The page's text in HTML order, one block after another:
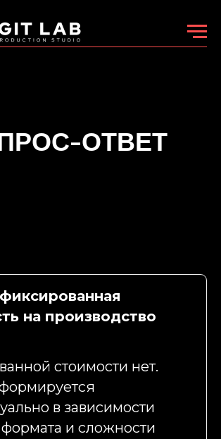
ОТВЕТ
на производство
стоимости нет.
в зависимости
формата и сложности